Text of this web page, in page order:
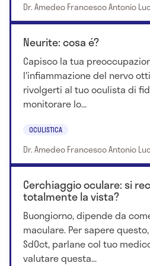
Dr. Amedeo Francesco Antonio
Neurite: cosa é?
Capisco la tua
l'infiammazione del nervo
rivolgerti al tuo oculista di
monitorare lo...
OCULISTICA
Dr. Amedeo Francesco Antonio
Cerchiaggio oculare: si
totalmente la vista?
Buongiorno, dipende da
maculare. Per sapere
SdOct, parlane col tuo
valutare questa...